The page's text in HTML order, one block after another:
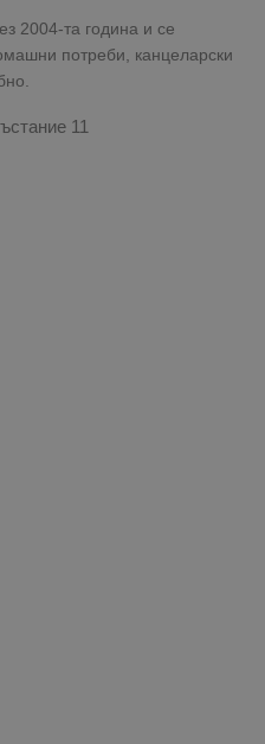
2004-та година и се
потреби, канцеларски
11